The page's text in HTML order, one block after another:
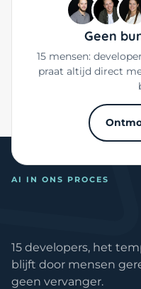
Geen
15 mensen:
praat altijd direct
AI IN ONS PROCES
15 developers, het
blijft door mensen
geen vervanger.